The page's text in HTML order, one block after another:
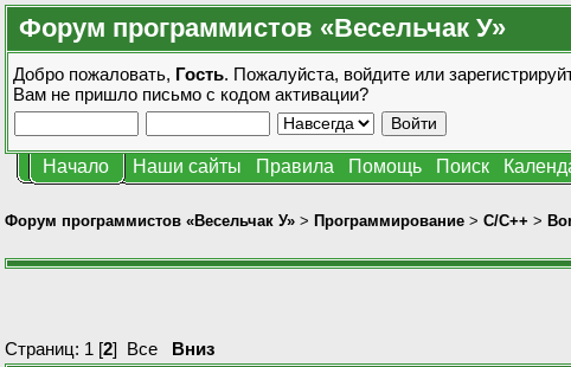
Форум программистов «Весельчак У»
Добро пожаловать, Гость. Пожалуйста, войдите или
Вам не пришло письмо с кодом активации?
Начало Наши сайты Правила Помощь Поиск
Форум программистов «Весельчак У» > Программирование > C/C++ >
Страниц: 1 [2] Все Вниз